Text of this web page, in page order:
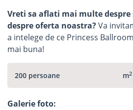
Vreti sa aflati mai multe
despre oferta noastra?Va
a intelege de ce Princess
mai buna!
200 persoane m2
Galerie foto: